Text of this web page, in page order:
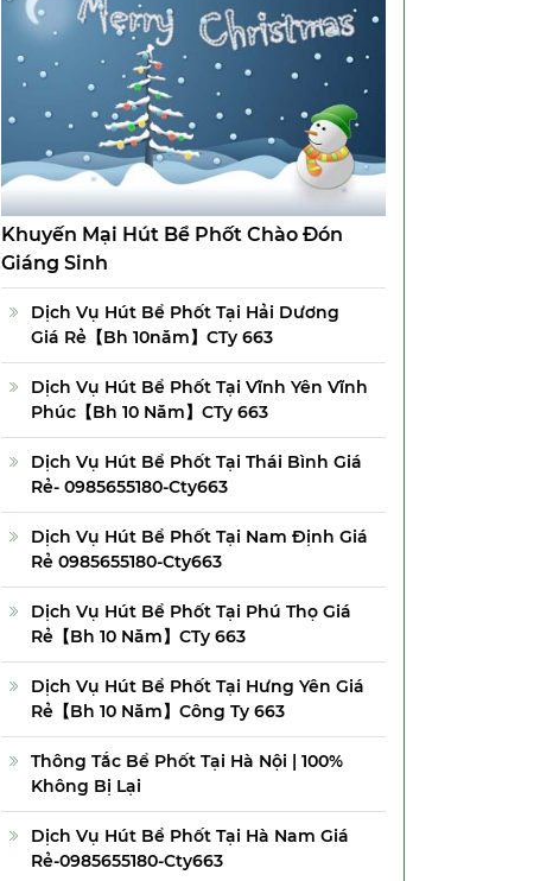
Khuyến Mại Hút Bể Phốt Chào Đón
Giáng Sinh
Dịch Vụ Hút Bể Phốt Tại Hải Dương
Giá Rẻ【Bh 10năm】CTy 663
Dịch Vụ Hút Bể Phốt Tại Vĩnh Yên Vĩnh
Phúc【Bh 10 Năm】CTy 663
Dịch Vụ Hút Bể Phốt Tại Thái Bình Giá
Rẻ- 0985655180-Cty663
Dịch Vụ Hút Bể Phốt Tại Nam Định Giá
Rẻ 0985655180-Cty663
Dịch Vụ Hút Bể Phốt Tại Phú Thọ Giá
Rẻ【Bh 10 Năm】CTy 663
Dịch Vụ Hút Bể Phốt Tại Hưng Yên Giá
Rẻ【Bh 10 Năm】Công Ty 663
Thông Tắc Bể Phốt Tại Hà Nội | 100%
Không Bị Lại
Dịch Vụ Hút Bể Phốt Tại Hà Nam Giá
Rẻ-0985655180-Cty663